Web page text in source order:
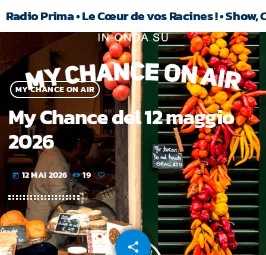
Radio Prima • Le Cœur de vos Racines ! •
MY CHANCE ON AIR
My Chance del 12 maggio
2026
today 12 MAI 2026 19
share
email